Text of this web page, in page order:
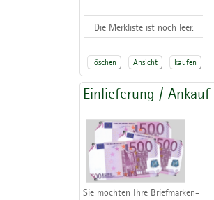
Die Merkliste ist noch leer.
löschen Ansicht kaufen
Einlieferung / Ankauf
Sie möchten Ihre Briefmarken-